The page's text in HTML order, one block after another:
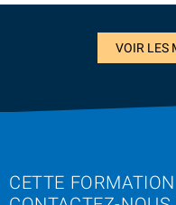
VOIR LES
CETTE